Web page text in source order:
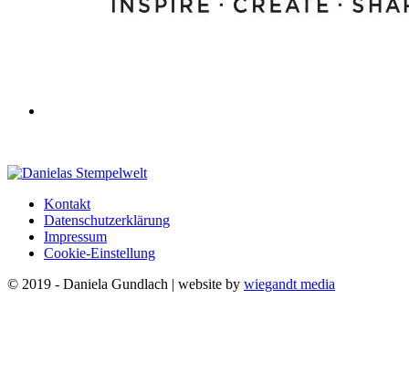
Kontakt
Datenschutzerklärung
Impressum
Cookie-Einstellung
© 2019 - Daniela Gundlach | website by wiegandt media